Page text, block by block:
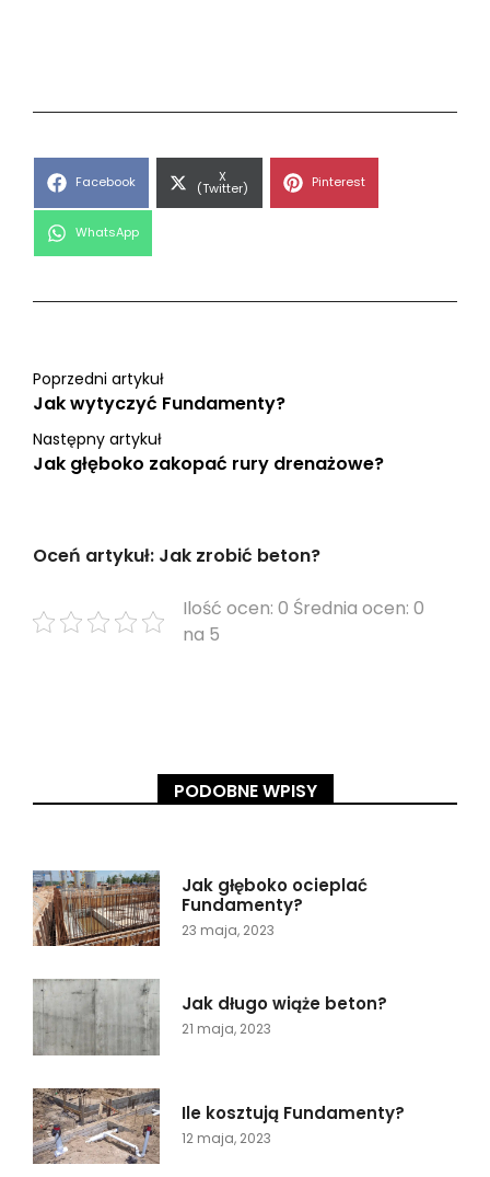
Share
Facebook Share
on
X
(Twitter) Share
Pinterest
Share
WhatsApp
Poprzedni artykuł
Jak wytyczyć Fundamenty?
Następny artykuł
Jak głęboko zakopać rury drenażowe?
Oceń artykuł: Jak zrobić beton?
Ilość ocen: 0 Średnia ocen: 0
na 5
PODOBNE WPISY
Jak głęboko ocieplać
Fundamenty?
23 maja, 2023
Jak długo wiąże beton?
21 maja, 2023
Ile kosztują Fundamenty?
12 maja, 2023